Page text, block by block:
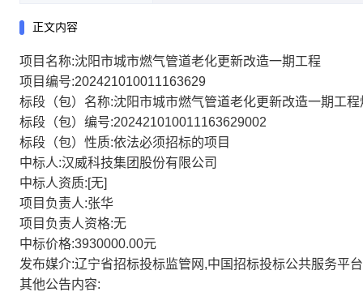
正文内容
项目名称:沈阳市城市燃气管道老化更新改造一期工程
项目编号:202421010011163629
标段（包）名称:沈阳市城市燃气管道老化更新改造一期工
标段（包）编号:202421010011163629002
标段（包）性质:依法必须招标的项目
中标人:汉威科技集团股份有限公司
中标人资质:[无]
项目负责人:张华
项目负责人资格:无
中标价格:3930000.00元
发布媒介:辽宁省招标投标监管网,中国招标投标公共服务平
其他公告内容: